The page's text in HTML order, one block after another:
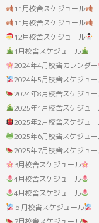
11月校舎スケジュール
11月校舎スケジュール
12月校舎スケジュール
1月校舎スケジュール
2024年4月校舎カレンダー
2024年5月校舎スケジュ
2024年8月校舎スケジュ
2025年1月校舎スケジュ
2025年2月校舎スケジュ
2025年6月校舎スケジュ
2025年7月校舎スケジュ
3月校舎スケジュール
4月校舎スケジュール
4月校舎スケジュール
５月校舎スケジュール